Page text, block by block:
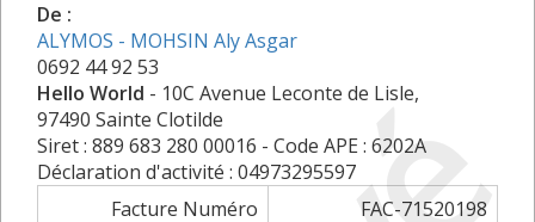
De :
ALYMOS - MOHSIN Aly Asgar
0692 44 92 53
Hello World - 10C Avenue Leconte de Lisle,
97490 Sainte Clotilde
Siret : 889 683 280 00016 - Code APE : 6202A
Déclaration d'activité : 04973295597
Facture Numéro
FAC-71520198